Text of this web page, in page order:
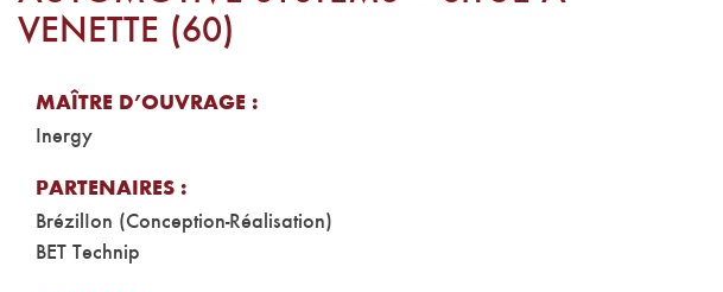
VENETTE (60)
MAÎTRE D’OUVRAGE :
Inergy
PARTENAIRES :
BrézilIon (Conception-Réalisation)
BET Technip